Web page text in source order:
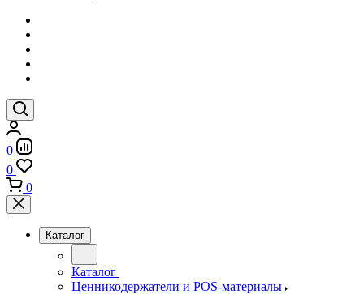
0
0
0
Каталог
Каталог
Ценникодержатели и POS-материалы